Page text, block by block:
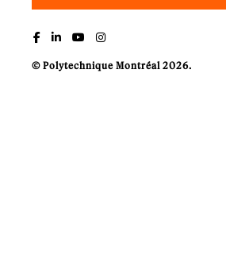
© Polytechnique Montréal 2026.